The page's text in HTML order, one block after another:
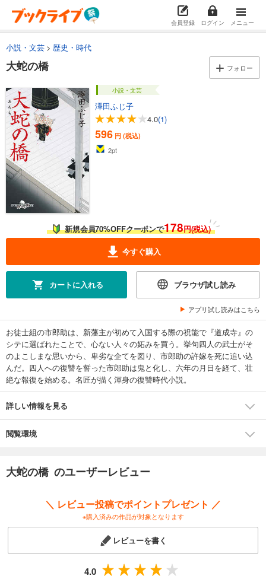
会員登録 ログイン メニュー
小説・文芸 歴史・時代
大蛇の橋 フォロー
小説・文芸
澤田ふじ子
4.0(1)
596 円 (税込)
2pt
新規会員70%OFFクーポンで178円(税込)
今すぐ購入
カートに入れる ブラウザ試し読み
アプリ試し読みはこちら
お徒士組の市郎助は、新藩主が初めて入国する際の祝能で『道成寺』の
シテに選ばれたことで、心ない人々の妬みを買う。挙句四人の武士がそ
のよこしまな思いから、卑劣な企てを図り、市郎助の許嫁を死に追い込
んだ。四人への復讐を誓った市郎助は鬼と化し、六年の月日を経て、壮
絶な報復を始める。名匠が描く渾身の復讐時代小説。
詳しい情報を見る
閲覧環境
大蛇の橋 のユーザーレビュー
＼ レビュー投稿でポイントプレゼント ／
※購入済みの作品が対象となります
レビューを書く
4.0